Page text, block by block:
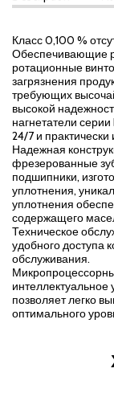
Класс 0,100 %
Обеспечивающие
ротационные
загрязнения
требующих
высокой
нагнетатели
24/7 и
Надежная
фрезерованные
подшипники,
уплотнения,
уплотнения
содержащего
Техническое
удобного доступа
обслуживания.
интеллектуальное
позволяет легко
оптимального